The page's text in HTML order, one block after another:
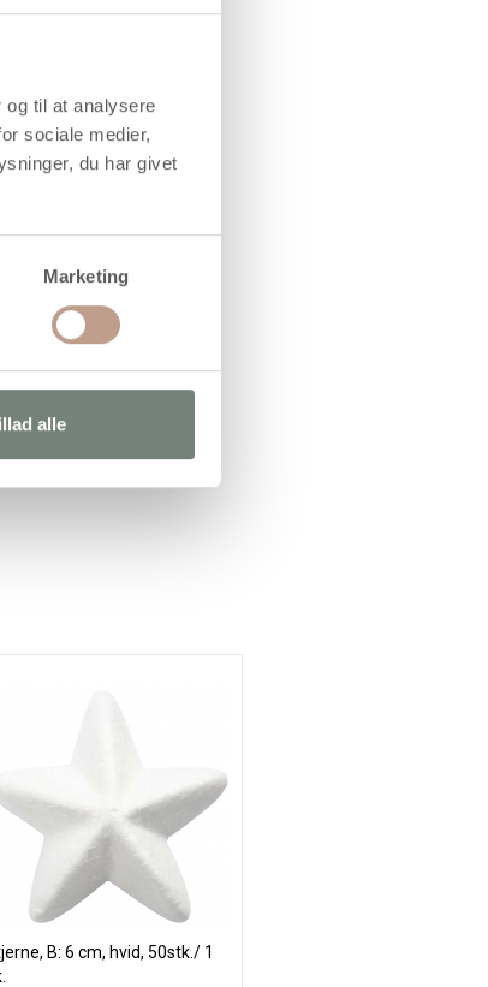
til at analysere
sociale medier,
du har givet
Marketing
alle
B: 6 cm, hvid, 50stk./ 1